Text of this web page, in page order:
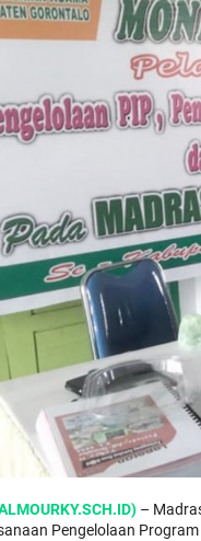
–
Pengelolaan